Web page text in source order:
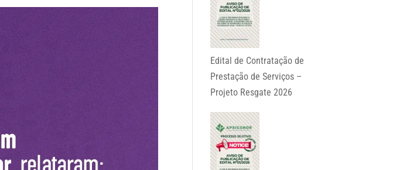
Edital de Contratação de
Prestação de Serviços –
Projeto Resgate 2026